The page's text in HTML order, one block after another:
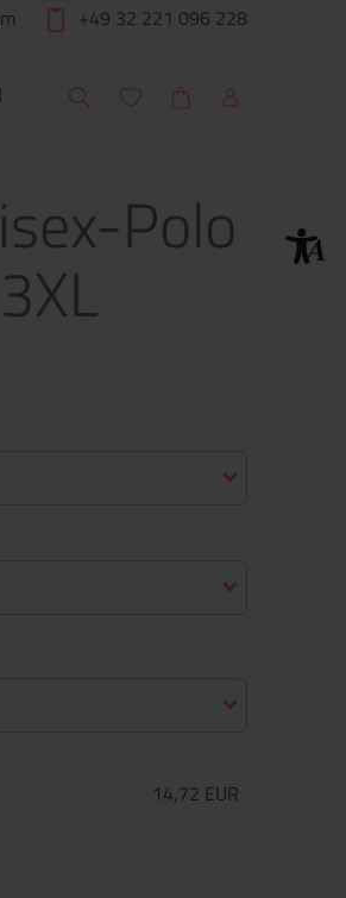
+49 32 221 096 228
Suche Meine Wunschliste
WarenkorbMein Account
Polo
14,72 EUR